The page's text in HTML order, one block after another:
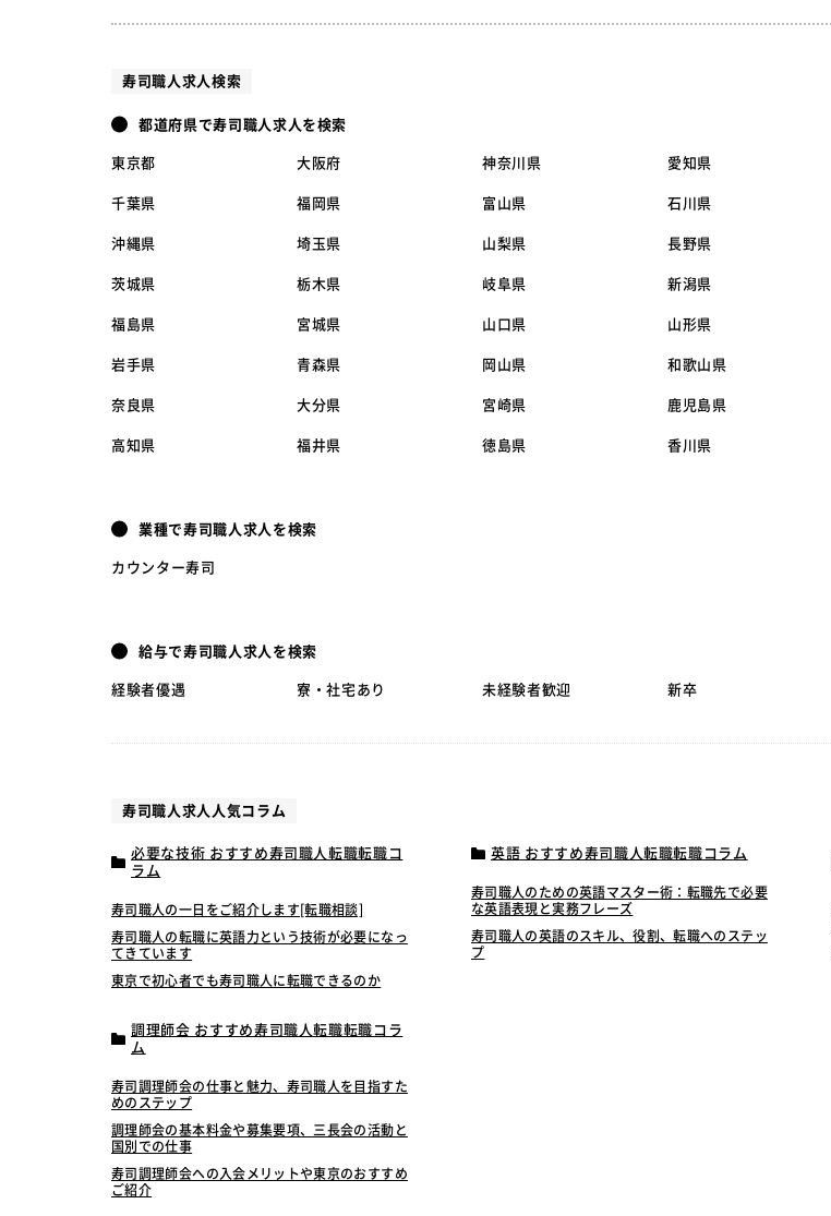
寿司職人求人検索
都道府県で寿司職人求人を検索
東京都 大阪府 神奈川県 愛知県
千葉県 福岡県 富山県 石川県
沖縄県 埼玉県 山梨県 長野県
茨城県 栃木県 岐阜県 新潟県
福島県 宮城県 山口県 山形県
岩手県 青森県 岡山県 和歌山県
奈良県 大分県 宮崎県 鹿児島県
高知県 福井県 徳島県 香川県
業種で寿司職人求人を検索
カウンター寿司
給与で寿司職人求人を検索
経験者優遇 寮・社宅あり 未経験者歓迎 新卒
寿司職人求人人気コラム
必要な技術 おすすめ寿司職人転職転職コ
ラム
寿司職人の一日をご紹介します[転職相談]
寿司職人の転職に英語力という技術が必要になっ
てきています
東京で初心者でも寿司職人に転職できるのか
英語 おすすめ寿司職人転職転職コラム
寿司職人のための英語マスター術：転職先で必要
な英語表現と実務フレーズ
寿司職人の英語のスキル、役割、転職へのステッ
プ
調理師会 おすすめ寿司職人転職転職コラ
ム
寿司調理師会の仕事と魅力、寿司職人を目指すた
めのステップ
調理師会の基本料金や募集要項、三長会の活動と
国別での仕事
寿司調理師会への入会メリットや東京のおすすめ
ご紹介